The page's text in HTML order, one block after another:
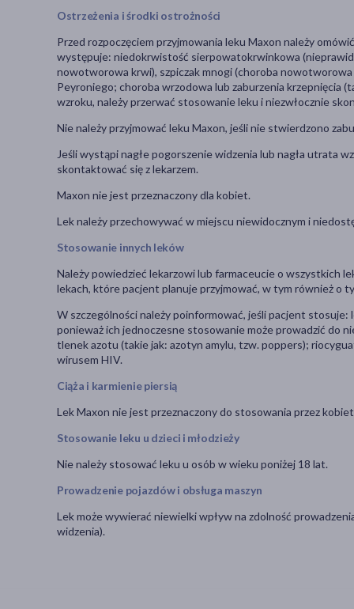
Ostrzeżenia i środki ostrożności
Przed rozpoczęciem przyjmowania leku Maxon należy
występuje: niedokrwistość sierpowatokrwinkowa
nowotworowa krwi), szpiczak mnogi (choroba
Peyroniego; choroba wrzodowa lub zaburzenia krzepnięcia
wzroku, należy przerwać stosowanie leku i niezwłocznie
Nie należy przyjmować leku Maxon, jeśli nie stwierdzono
Jeśli wystąpi nagłe pogorszenie widzenia lub nagła utrata
skontaktować się z lekarzem.
Maxon nie jest przeznaczony dla kobiet.
Lek należy przechowywać w miejscu niewidocznym i
Stosowanie innych leków
Należy powiedzieć lekarzowi lub farmaceucie o wszystkich
lekach, które pacjent planuje przyjmować, w tym również o
W szczególności należy poinformować, jeśli pacjent
ponieważ ich jednoczesne stosowanie może prowadzić do
tlenek azotu (takie jak: azotyn amylu, tzw. poppers);
wirusem HIV.
Ciąża i karmienie piersią
Lek Maxon nie jest przeznaczony do stosowania przez
Stosowanie leku u dzieci i młodzieży
Nie należy stosować leku u osób w wieku poniżej 18 lat.
Prowadzenie pojazdów i obsługa maszyn
Lek może wywierać niewielki wpływ na zdolność
widzenia).